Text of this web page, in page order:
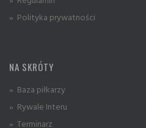
» Polityka prywatności
NA SKRÓTY
» Baza piłkarzy
» Rywale Interu
» Terminarz